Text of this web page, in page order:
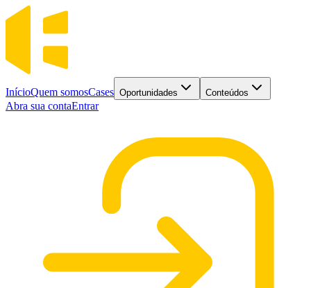
InícioQuem somosCases Oportunidades Conteúdos
Abra sua contaEntrar